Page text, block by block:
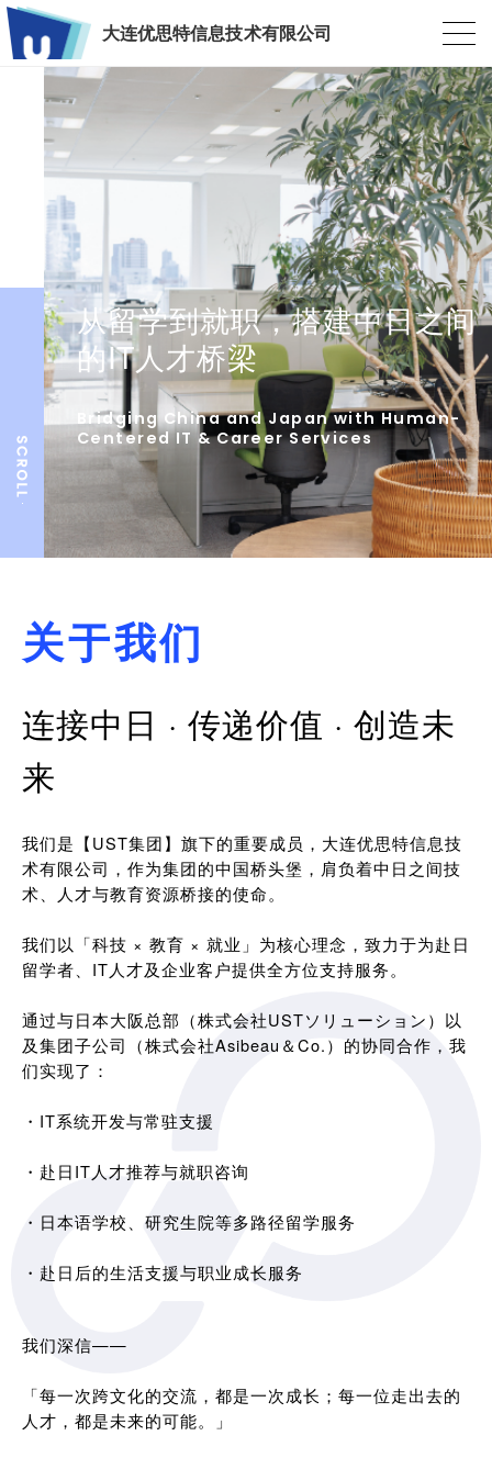
大连优思特信息技术有限公司
从留学到就职，搭建中日之间
的IT人才桥梁
Bridging China and Japan with Human-
Centered IT & Career Services
关于我们
连接中日 · 传递价值 · 创造未
来
我们是【UST集团】旗下的重要成员，大连优思特信息技
术有限公司，作为集团的中国桥头堡，肩负着中日之间技
术、人才与教育资源桥接的使命。
我们以「科技 × 教育 × 就业」为核心理念，致力于为赴日
留学者、IT人才及企业客户提供全方位支持服务。
通过与日本大阪总部（株式会社USTソリューション）以
及集团子公司（株式会社Asibeau＆Co.）的协同合作，我
们实现了：
・IT系统开发与常驻支援
・赴日IT人才推荐与就职咨询
・日本语学校、研究生院等多路径留学服务
・赴日后的生活支援与职业成长服务
我们深信——
「每一次跨文化的交流，都是一次成长；每一位走出去的
人才，都是未来的可能。」